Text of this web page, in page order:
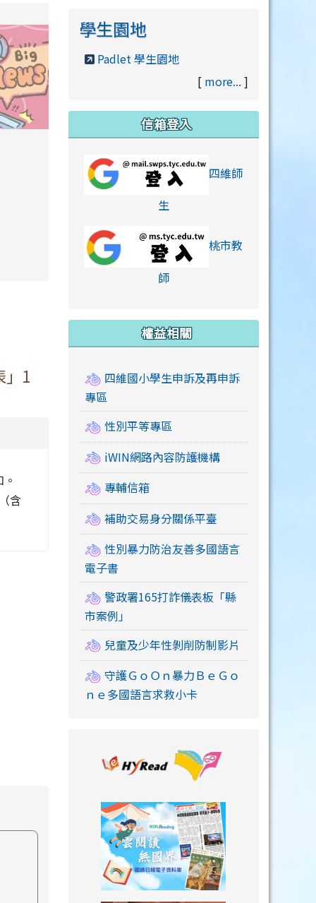
xiaohongshu.html
xiaohongshu.html
」1
含
學生園地
Padlet 學生園地
[ more... ]
信箱登入
四維師
生link to https://
桃市教
師link to https://
權益相關
四維國小學生申訴及再申訴
專區
性別平等專區
iWIN網路內容防護機構
專輔信箱
補助交易身分關係平臺
性別暴力防治友善多國語言
電子書
警政署165打詐儀表板「縣
市案例」
兒童及少年性剝削防制影片
守護ＧｏＯｎ暴力ＢｅＧｏ
ｎｅ多國語言求救小卡